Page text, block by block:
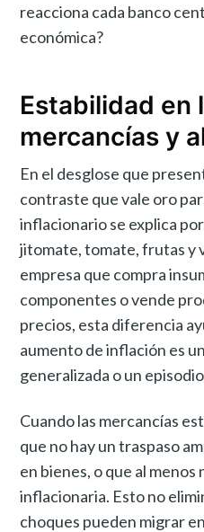
reacciona cada banco
económica?
Estabilidad en
mercancías y
En el desglose que
contraste que vale oro
inflacionario se explica por
jitomate, tomate, frutas y
empresa que compra
componentes o vende
precios, esta diferencia
aumento de inflación es
generalizada o un
Cuando las mercancías
que no hay un traspaso
en bienes, o que al menos
inflacionaria. Esto no
choques pueden migrar